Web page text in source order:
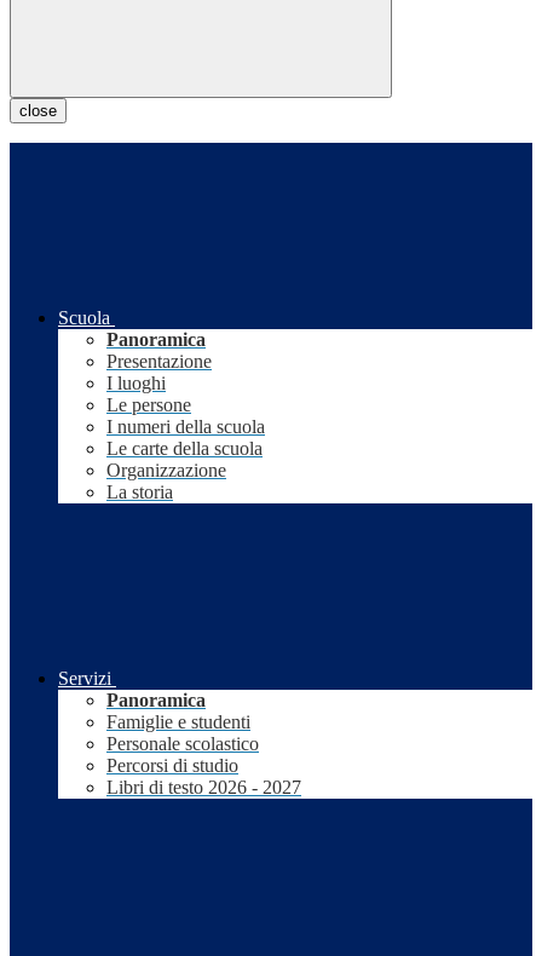
close
Scuola
Panoramica
Presentazione
I luoghi
Le persone
I numeri della scuola
Le carte della scuola
Organizzazione
La storia
Servizi
Panoramica
Famiglie e studenti
Personale scolastico
Percorsi di studio
Libri di testo 2026 - 2027